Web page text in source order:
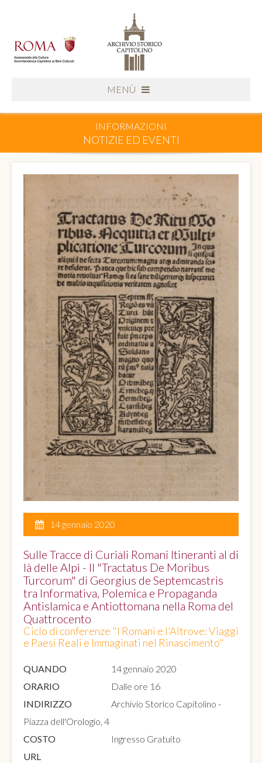
MENÙ
INFORMAZIONI
NOTIZIE ED EVENTI
14 gennaio 2020
Sulle Tracce di Curiali Romani Itineranti al di
là delle Alpi - Il "Tractatus De Moribus
Turcorum" di Georgius de Septemcastris
tra Informativa, Polemica e Propaganda
Antislamica e Antiottomana nella Roma del
Quattrocento
Ciclo di conferenze "I Romani e l'Altrove: Viaggi
e Paesi Reali e Immaginati nel Rinascimento"
QUANDO
14 gennaio 2020
ORARIO
Dalle ore 16
INDIRIZZO
Archivio Storico Capitolino -
Piazza dell'Orologio, 4
COSTO
Ingresso Gratuito
URL